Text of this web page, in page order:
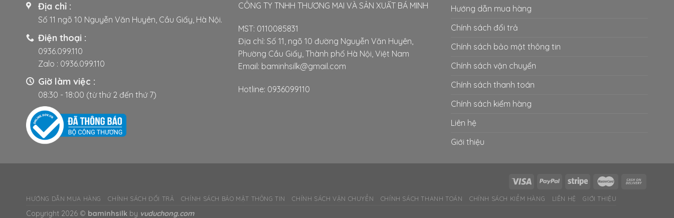
tùy
có
thể
được
chọn
trên
trang
phẩm
tùy
Các
có
thể
được
Địa chỉ :
Số 11 ngõ 10 Nguyễn Văn Huyên, Cầu Giấy, Hà Nội.
Điện thoại :
0936.099.110
Zalo : 0936.099.110
Giờ làm việc :
08:30 - 18:00 (từ thứ 2 đến thứ 7)
CÔNG TY TNHH THƯƠNG MAI VÀ SẢN XUẤT BÁ MINH
MST: 0110085831
Địa chỉ: Số 11, ngõ 10 đường Nguyễn Văn Huyên,
Phường Cầu Giấy, Thành phố Hà Nội, Việt Nam
Email: baminhsilk@gmail.com
Hotline: 0936099110
Hướng dẫn mua hàng
Chính sách đổi trả
Chính sách bảo mật thông tin
Chính sách vận chuyển
Chính sách thanh toán
Chính sách kiểm hàng
Liên hệ
Giới thiệu
HƯỚNG DẪN MUA HÀNG CHÍNH SÁCH ĐỔI TRẢ CHÍNH SÁCH BẢO MẬT THÔNG TIN CHÍNH SÁCH VẬN CHUYỂN CHÍNH SÁCH THANH TOÁN CHÍNH SÁCH KIỂM HÀNG LIÊN HỆ GIỚI THIỆU
Copyright 2026 © baminhsilk by vuduchong.com